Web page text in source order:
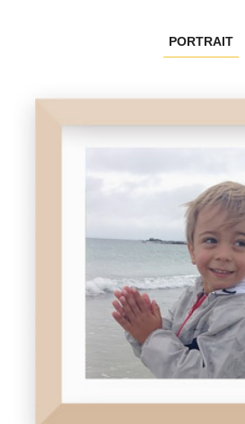
PORTRAIT